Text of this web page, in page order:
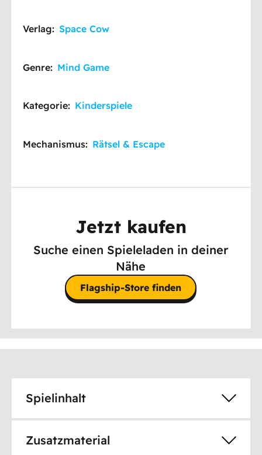
Verlag: Space Cow
Genre: Mind Game
Kategorie: Kinderspiele
Mechanismus: Rätsel & Escape
Jetzt kaufen
Suche einen Spieleladen in deiner
Nähe
Flagship-Store finden
Spielinhalt
Zusatzmaterial